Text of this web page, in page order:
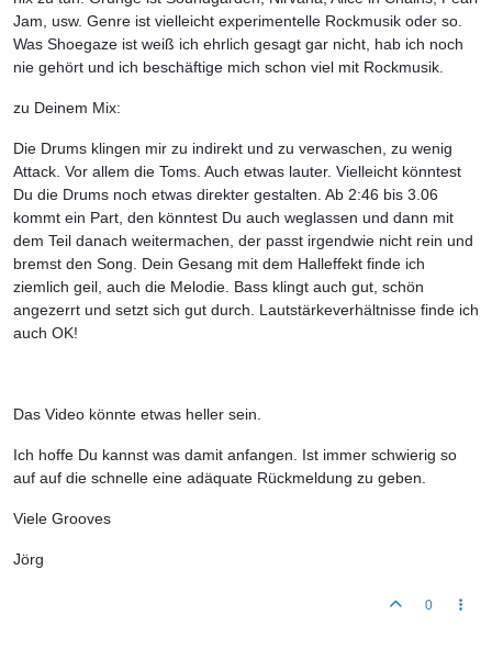
Jam, usw. Genre ist vielleicht experimentelle Rockmusik oder so.
Was Shoegaze ist weiß ich ehrlich gesagt gar nicht, hab ich noch
nie gehört und ich beschäftige mich schon viel mit Rockmusik.
zu Deinem Mix:
Die Drums klingen mir zu indirekt und zu verwaschen, zu wenig
Attack. Vor allem die Toms. Auch etwas lauter. Vielleicht könntest
Du die Drums noch etwas direkter gestalten. Ab 2:46 bis 3.06
kommt ein Part, den könntest Du auch weglassen und dann mit
dem Teil danach weitermachen, der passt irgendwie nicht rein und
bremst den Song. Dein Gesang mit dem Halleffekt finde ich
ziemlich geil, auch die Melodie. Bass klingt auch gut, schön
angezerrt und setzt sich gut durch. Lautstärkeverhältnisse finde ich
auch OK!
Das Video könnte etwas heller sein.
Ich hoffe Du kannst was damit anfangen. Ist immer schwierig so
auf auf die schnelle eine adäquate Rückmeldung zu geben.
Viele Grooves
Jörg
0